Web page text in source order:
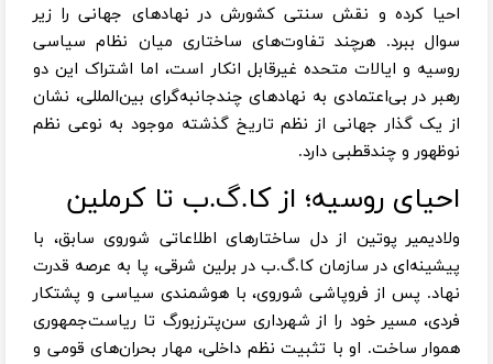
احیا کرده و نقش سنتی کشورش در نهادهای جهانی را زیر
سوال ببرد. هرچند تفاوت‌های ساختاری میان نظام سیاسی
روسیه و ایالات متحده غیرقابل انکار است، اما اشتراک این دو
رهبر در بی‌اعتمادی به نهادهای چندجانبه‌گرای بین‌المللی، نشان
از یک گذار جهانی از نظم تاریخ گذشته موجود به نوعی نظم
نوظهور و چندقطبی دارد.
احیای روسیه؛ از کا.گ.ب تا کرملین
ولادیمیر پوتین از دل ساختارهای اطلاعاتی شوروی سابق، با
پیشینه‌ای در سازمان کا.گ.ب در برلین شرقی، پا به عرصه قدرت
نهاد. پس از فروپاشی شوروی، با هوشمندی سیاسی و پشتکار
فردی، مسیر خود را از شهرداری سن‌پترزبورگ تا ریاست‌جمهوری
هموار ساخت. او با تثبیت نظم داخلی، مهار بحران‌های قومی و